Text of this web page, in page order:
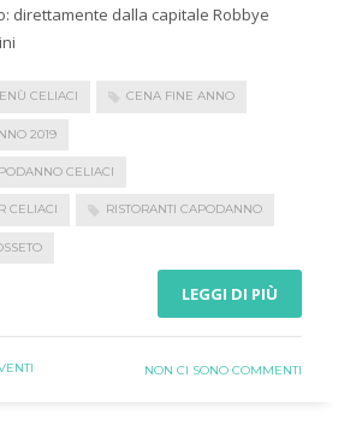
direttamente dalla capitale Robbye
CELIACI CENA FINE ANNO
2019
CELIACI
CELIACI RISTORANTI CAPODANNO
LEGGI DI PIÙ
NON CI SONO COMMENTI